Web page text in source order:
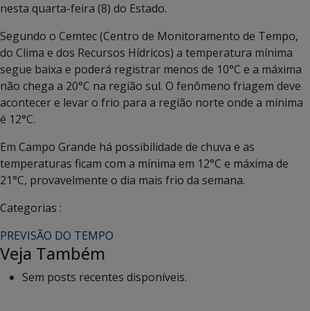
nesta quarta-feira (8) do Estado.
Segundo o Cemtec (Centro de Monitoramento de Tempo,
do Clima e dos Recursos Hídricos) a temperatura mínima
segue baixa e poderá registrar menos de 10°C e a máxima
não chega a 20°C na região sul. O fenômeno friagem deve
acontecer e levar o frio para a região norte onde a mínima
é 12°C.
Em Campo Grande há possibilidade de chuva e as
temperaturas ficam com a mínima em 12°C e máxima de
21°C, provavelmente o dia mais frio da semana.
Categorias :
PREVISÃO DO TEMPO
Veja Também
Sem posts recentes disponíveis.